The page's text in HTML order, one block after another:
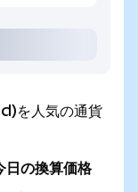
人気の通貨
の換算価格